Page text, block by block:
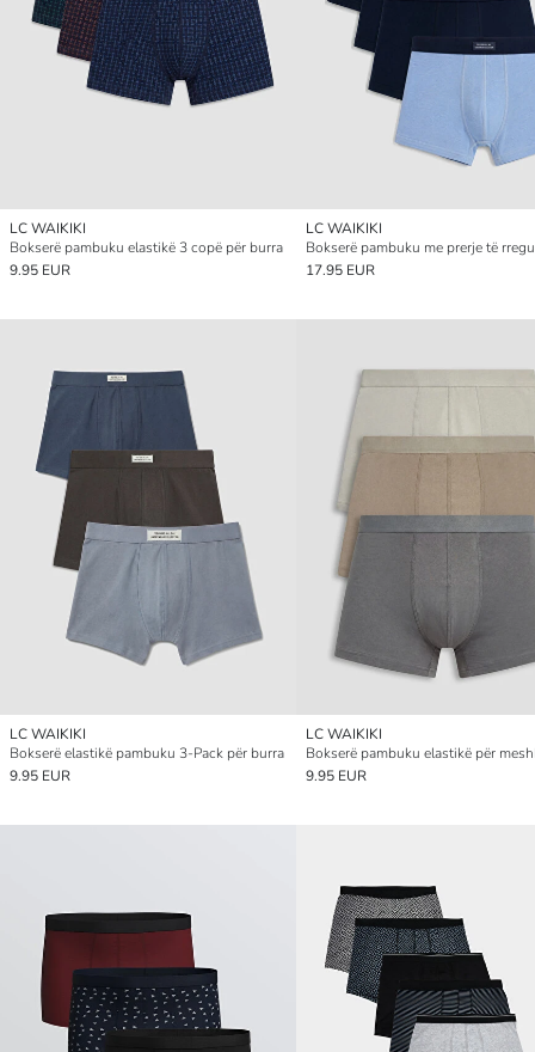
LC WAIKIKI
Bokserë pambuku elastikë 3 copë për burra
9.95 EUR
LC WAIKIKI
17.95 EUR
LC WAIKIKI
Bokserë elastikë pambuku 3-Pack për burra
9.95 EUR
LC WAIKIKI
9.95 EUR